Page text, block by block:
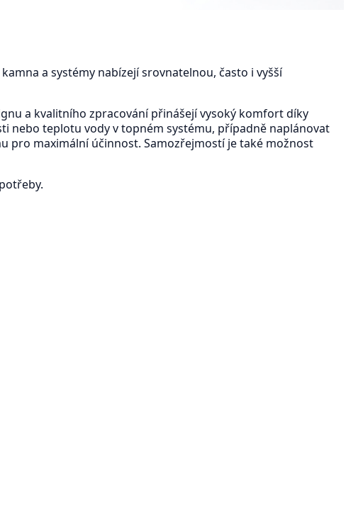
a systémy nabízejí srovnatelnou, často i vyšší
a kvalitního zpracování přinášejí vysoký komfort díky
nebo teplotu vody v topném systému, případně naplánovat
pro maximální účinnost. Samozřejmostí je také možnost